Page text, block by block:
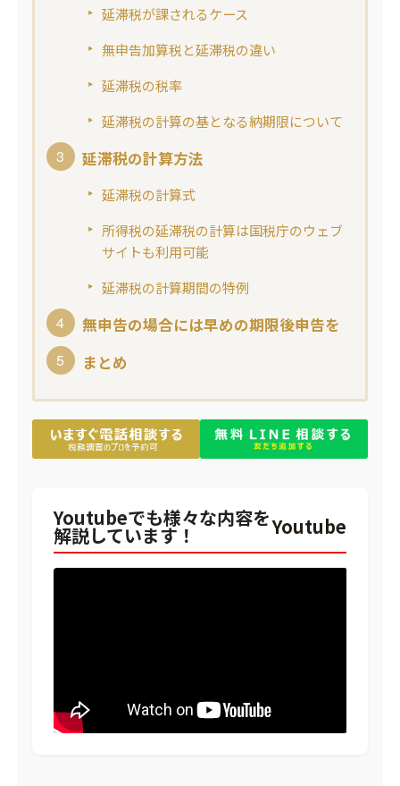
延滞税が課されるケース
無申告加算税と延滞税の違い
延滞税の税率
延滞税の計算の基となる納期限について
延滞税の計算方法
延滞税の計算式
所得税の延滞税の計算は国税庁のウェブ
サイトも利用可能
延滞税の計算期間の特例
無申告の場合には早めの期限後申告を
まとめ
Youtubeでも様々な内容を
解説しています！ Youtube